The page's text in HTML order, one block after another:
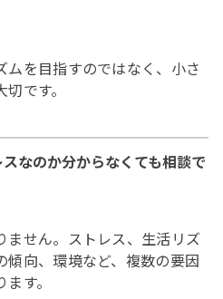
ムを目指すのではなく、小さ
です。
なのか分からなくても相談で
ません。ストレス、生活リズ
傾向、環境など、複数の要因
す。